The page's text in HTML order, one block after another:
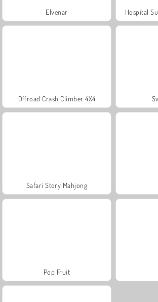
Elvenar Hospital
Offroad Crash Climber 4X4
Safari Story Mahjong
Pop Fruit